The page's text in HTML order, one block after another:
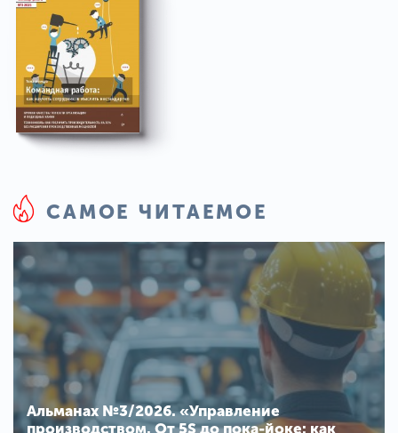
САМОЕ ЧИТАЕМОЕ
Альманах №3/2026. «Управление
производством. От 5S до пока-йоке: как